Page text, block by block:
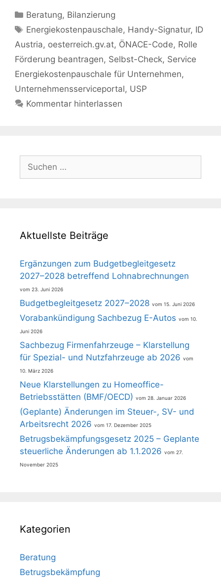
Kategorien
Beratung, Bilanzierung
Schlagwörter
Energiekostenpauschale, Handy-Signatur, ID
Austria, oesterreich.gv.at, ÖNACE-Code, Rolle
Förderung beantragen, Selbst-Check, Service
Energiekostenpauschale für Unternehmen,
Unternehmensserviceportal, USP
Kommentar hinterlassen
nach:
Aktuellste Beiträge
Ergänzungen zum Budgetbegleitgesetz
2027–2028 betreffend Lohnabrechnungen
23. Juni 2026
Budgetbegleitgesetz 2027–2028 15. Juni 2026
Vorabankündigung Sachbezug E-Autos 10.
Juni 2026
Sachbezug Firmenfahrzeuge – Klarstellung
für Spezial- und Nutzfahrzeuge ab 2026
10. März 2026
Neue Klarstellungen zu Homeoffice-
Betriebsstätten (BMF/OECD)
28. Januar 2026
(Geplante) Änderungen im Steuer-, SV- und
Arbeitsrecht 2026
17. Dezember 2025
Betrugsbekämpfungsgesetz 2025 – Geplante
steuerliche Änderungen ab 1.1.2026
27.
November 2025
Kategorien
Beratung
Betrugsbekämpfung